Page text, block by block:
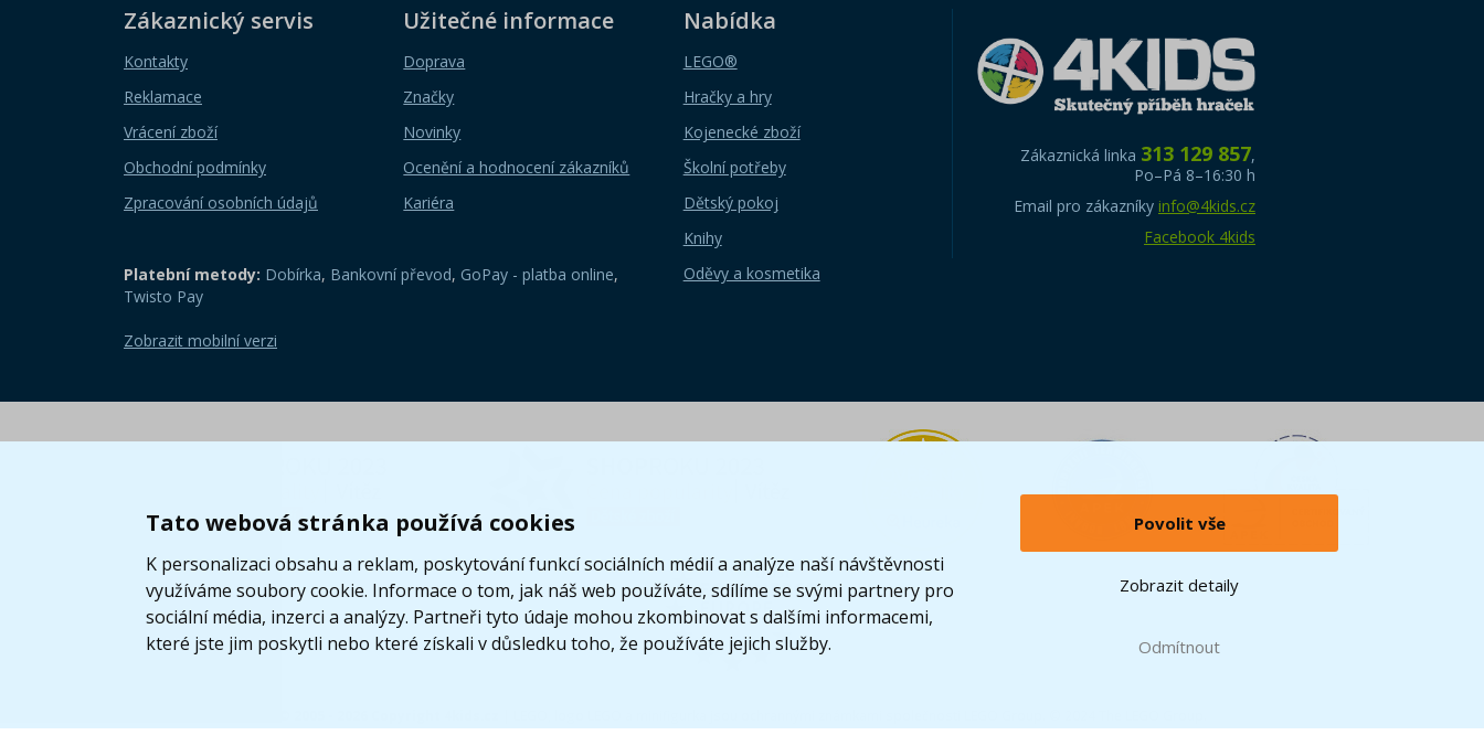
Tato webová stránka používá cookies
K personalizaci obsahu a reklam, poskytování funkcí sociálních médií a analýze naší návštěvnosti
využíváme soubory cookie. Informace o tom, jak náš web používáte, sdílíme se svými partnery pro
sociální média, inzerci a analýzy. Partneři tyto údaje mohou zkombinovat s dalšími informacemi,
které jste jim poskytli nebo které získali v důsledku toho, že používáte jejich služby.
Povolit vše
Zobrazit detaily
Odmítnout
Zákaznický servis
Kontakty
Reklamace
Vrácení zboží
Obchodní podmínky
Zpracování osobních údajů
Užitečné informace
Doprava
Značky
Novinky
Ocenění a hodnocení zákazníků
Kariéra
Nabídka
LEGO®
Hračky a hry
Kojenecké zboží
Školní potřeby
Dětský pokoj
Knihy
Oděvy a kosmetika
Platební metody: Dobírka, Bankovní převod, GoPay - platba online,
Twisto Pay
Zobrazit mobilní verzi
Zákaznická linka 313 129 857,
Po–Pá 8–16:30 h
Email pro zákazníky info@4kids.cz
Facebook 4kids